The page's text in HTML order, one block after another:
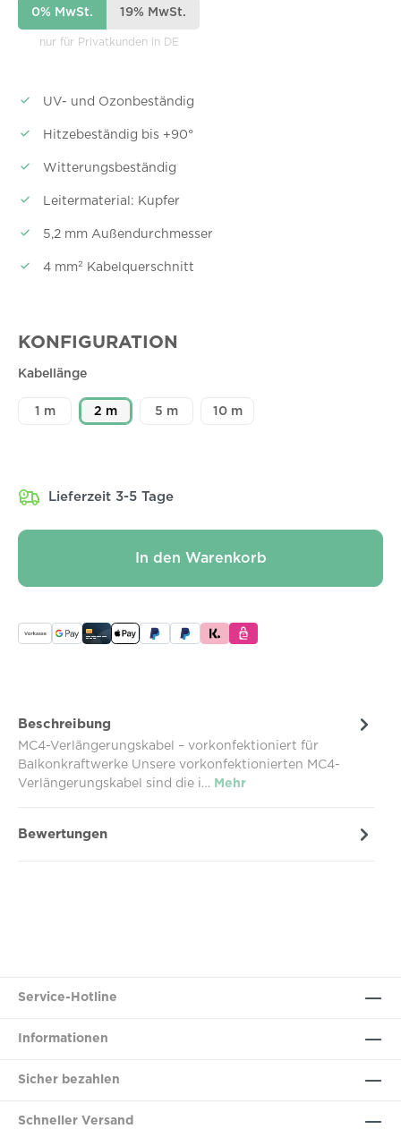
0% MwSt. 19% MwSt.
nur für Privatkunden in DE
UV- und Ozonbeständig
Hitzebeständig bis +90°
Witterungsbeständig
Leitermaterial: Kupfer
5,2 mm Außendurchmesser
4 mm² Kabelquerschnitt
KONFIGURATION
Kabellänge
1 m 2 m 5 m 10 m
Lieferzeit 3-5 Tage
In den Warenkorb
Beschreibung
MC4-Verlängerungskabel – vorkonfektioniert für
Balkonkraftwerke Unsere vorkonfektionierten MC4-
Verlängerungskabel sind die i… Mehr
Bewertungen
Service-Hotline
Informationen
Sicher bezahlen
Schneller Versand